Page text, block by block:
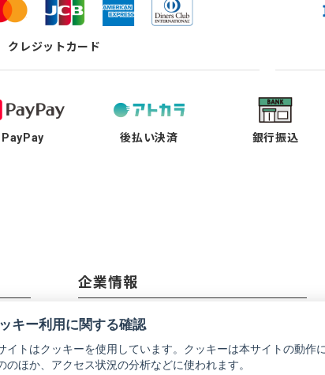
クレジットカード
PayPay 後払い決済 銀行振込
企業情報
リコーイメージング株式会社
し
タ
ブ
で
会社概要
し
タ
ブ
で
し
タ
ブ
で
し
タ
ブ
で
キー利用に関する確認
イトはクッキーを使用しています。クッキーは本サイトの動作
のほか、アクセス状況の分析などに使われます。